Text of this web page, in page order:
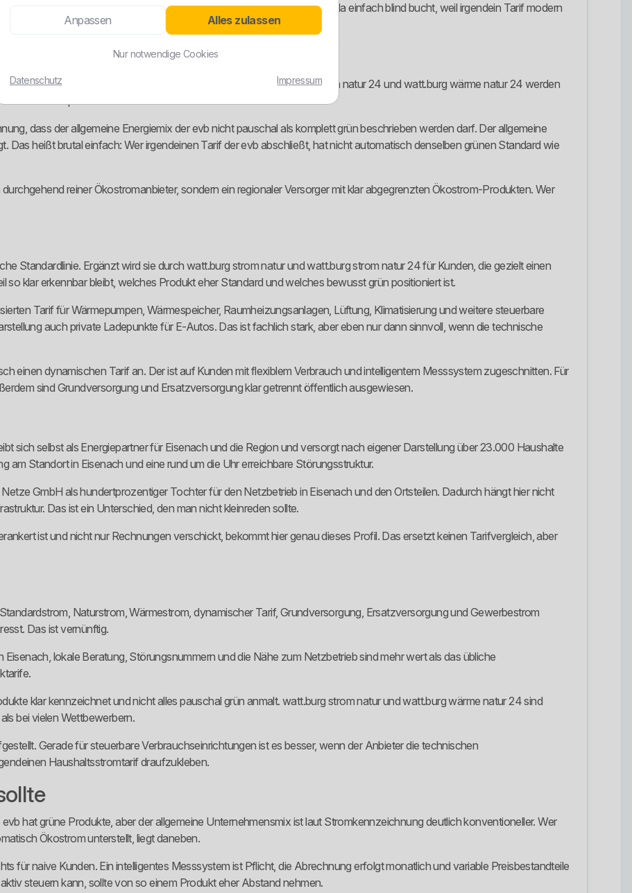
bei Laufzeit, Preislogik und technischer Voraussetzung spürbar. Wer da einfach blind bucht, weil irgendein Tarif modern
Ökostromprodukte im Portfolio. watt.burg strom natur, watt.burg strom natur 24 und watt.burg wärme natur 24 werden
klarer Pluspunkt.
dass der allgemeine Energiemix der evb nicht pauschal als komplett grün beschrieben werden darf. Der allgemeine
Das heißt brutal einfach: Wer irgendeinen Tarif der evb abschließt, hat nicht automatisch denselben grünen Standard wie
reiner Ökostromanbieter, sondern ein regionaler Versorger mit klar abgegrenzten Ökostrom-Produkten. Wer
Standardlinie. Ergänzt wird sie durch watt.burg strom natur und watt.burg strom natur 24 für Kunden, die gezielt einen
so klar erkennbar bleibt, welches Produkt eher Standard und welches bewusst grün positioniert ist.
Tarif für Wärmepumpen, Wärmespeicher, Raumheizungsanlagen, Lüftung, Klimatisierung und weitere steuerbare
auch private Ladepunkte für E-Autos. Das ist fachlich stark, aber eben nur dann sinnvoll, wenn die technische
einen dynamischen Tarif an. Der ist auf Kunden mit flexiblem Verbrauch und intelligentem Messsystem zugeschnitten. Für
sind Grundversorgung und Ersatzversorgung klar getrennt öffentlich ausgewiesen.
sich selbst als Energiepartner für Eisenach und die Region und versorgt nach eigener Darstellung über 23.000 Haushalte
am Standort in Eisenach und eine rund um die Uhr erreichbare Störungsstruktur.
GmbH als hundertprozentiger Tochter für den Netzbetrieb in Eisenach und den Ortsteilen. Dadurch hängt hier nicht
Das ist ein Unterschied, den man nicht kleinreden sollte.
ist und nicht nur Rechnungen verschickt, bekommt hier genau dieses Profil. Das ersetzt keinen Tarifvergleich, aber
Naturstrom, Wärmestrom, dynamischer Tarif, Grundversorgung, Ersatzversorgung und Gewerbestrom
Das ist vernünftig.
lokale Beratung, Störungsnummern und die Nähe zum Netzbetrieb sind mehr wert als das übliche
klar kennzeichnet und nicht alles pauschal grün anmalt. watt.burg strom natur und watt.burg wärme natur 24 sind
bei vielen Wettbewerbern.
Gerade für steuerbare Verbrauchseinrichtungen ist es besser, wenn der Anbieter die technischen
Haushaltsstromtarif draufzukleben.
hat grüne Produkte, aber der allgemeine Unternehmensmix ist laut Stromkennzeichnung deutlich konventioneller. Wer
Ökostrom unterstellt, liegt daneben.
für naive Kunden. Ein intelligentes Messsystem ist Pflicht, die Abrechnung erfolgt monatlich und variable Preisbestandteile
steuern kann, sollte von so einem Produkt eher Abstand nehmen.
Anpassen Alles zulassen
Nur notwendige Cookies
Datenschutz Impressum